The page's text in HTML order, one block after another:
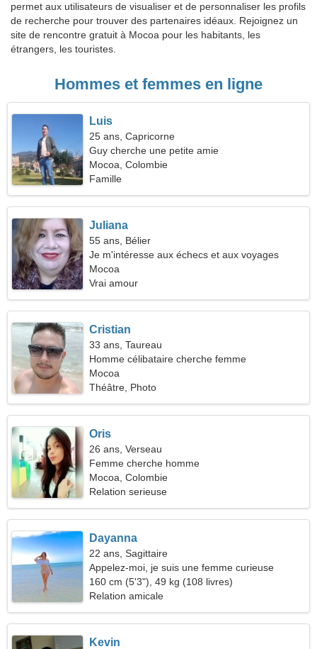
permet aux utilisateurs de visualiser et de personnaliser les profils
de recherche pour trouver des partenaires idéaux. Rejoignez un
site de rencontre gratuit à Mocoa pour les habitants, les
étrangers, les touristes.
Hommes et femmes en ligne
Luis
25 ans, Capricorne
Guy cherche une petite amie
Mocoa, Colombie
Famille
Juliana
55 ans, Bélier
Je m'intéresse aux échecs et aux voyages
Mocoa
Vrai amour
Cristian
33 ans, Taureau
Homme célibataire cherche femme
Mocoa
Théâtre, Photo
Oris
26 ans, Verseau
Femme cherche homme
Mocoa, Colombie
Relation serieuse
Dayanna
22 ans, Sagittaire
Appelez-moi, je suis une femme curieuse
160 cm (5'3"), 49 kg (108 livres)
Relation amicale
Kevin